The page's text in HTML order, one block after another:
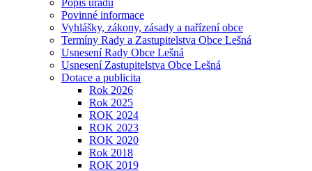
Popis úřadu
Povinné informace
Vyhlášky, zákony, zásady a nařízení obce
Termíny Rady a Zastupitelstva Obce Lešná
Usnesení Rady Obce Lešná
Usnesení Zastupitelstva Obce Lešná
Dotace a publicita
Rok 2026
Rok 2025
ROK 2024
ROK 2023
ROK 2020
Rok 2018
ROK 2019